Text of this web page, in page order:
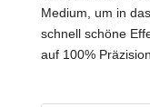
Medium, um in
schnell schöne
auf 100%